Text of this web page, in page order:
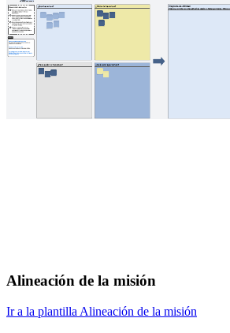
Alineación de la misión
Ir a la plantilla Alineación de la misión